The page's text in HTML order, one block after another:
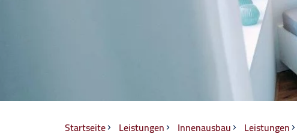
Breadcrumb
Startseite Leistungen Innenausbau Leistungen